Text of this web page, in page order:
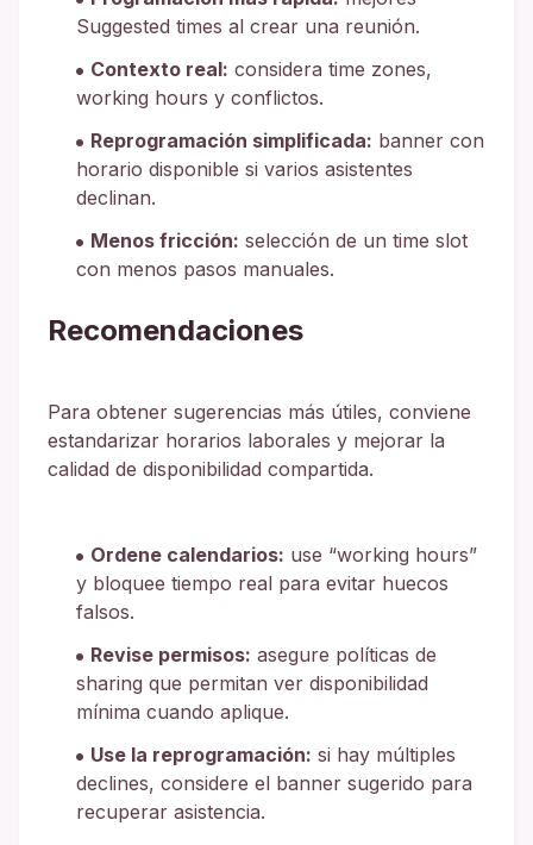
Suggested times al crear una reunión.
Contexto real: considera time zones,
working hours y conflictos.
Reprogramación simplificada: banner con
horario disponible si varios asistentes
declinan.
Menos fricción: selección de un time slot
con menos pasos manuales.
Recomendaciones
Para obtener sugerencias más útiles, conviene
estandarizar horarios laborales y mejorar la
calidad de disponibilidad compartida.
Ordene calendarios: use “working hours”
y bloquee tiempo real para evitar huecos
falsos.
Revise permisos: asegure políticas de
sharing que permitan ver disponibilidad
mínima cuando aplique.
Use la reprogramación: si hay múltiples
declines, considere el banner sugerido para
recuperar asistencia.